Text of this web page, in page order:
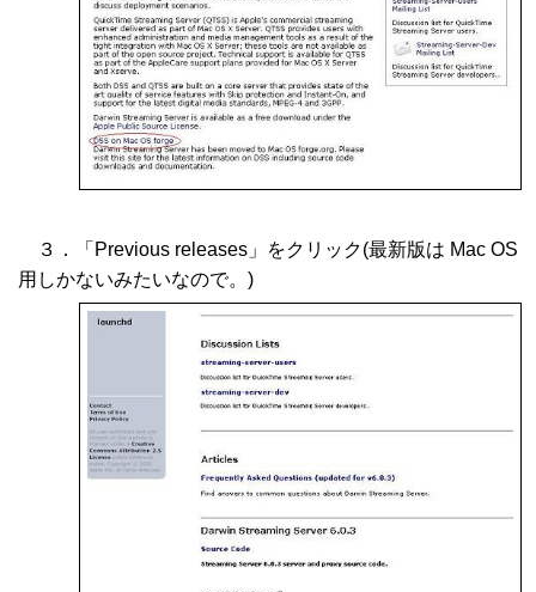
３．「Previous releases」をクリック(最新版は Mac OS
用しかないみたいなので。)